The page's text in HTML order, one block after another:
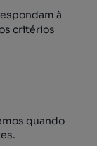
à
critérios
quando